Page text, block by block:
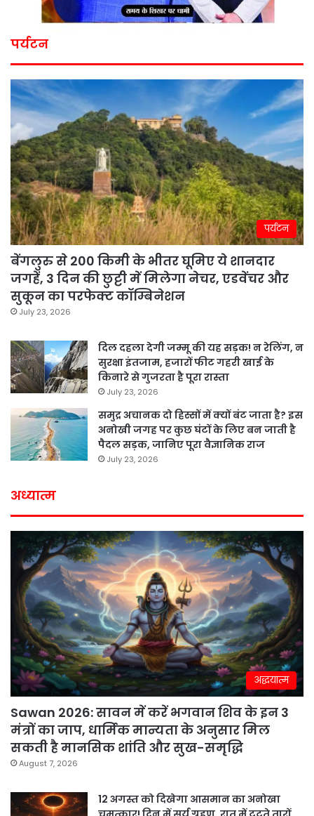
पर्यटन
पर्यटन
बेंगलुरु से 200 किमी के भीतर घूमिए ये शानदार
जगहें, 3 दिन की छुट्टी में मिलेगा नेचर, एडवेंचर और
सुकून का परफेक्ट कॉम्बिनेशन
July 23, 2026
दिल दहला देगी जम्मू की यह सड़क! न रेलिंग, न
सुरक्षा इंतजाम, हजारों फीट गहरी खाई के
किनारे से गुजरता है पूरा रास्ता
July 23, 2026
समुद्र अचानक दो हिस्सों में क्यों बंट जाता है? इस
अनोखी जगह पर कुछ घंटों के लिए बन जाती है
पैदल सड़क, जानिए पूरा वैज्ञानिक राज
July 23, 2026
अध्यात्म
अद्धयात्म
Sawan 2026: सावन में करें भगवान शिव के इन 3
मंत्रों का जाप, धार्मिक मान्यता के अनुसार मिल
सकती है मानसिक शांति और सुख-समृद्धि
August 7, 2026
12 अगस्त को दिखेगा आसमान का अनोखा